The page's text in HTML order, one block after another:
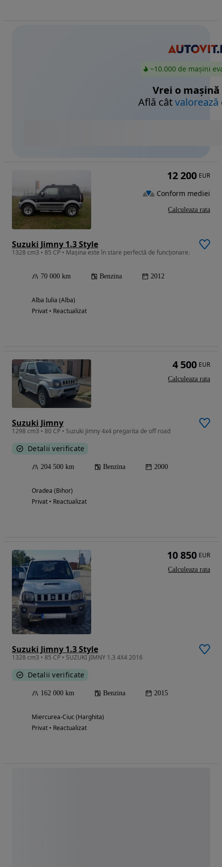
~10.000 de mașini
Vrei o mașină
Află câtvalorează
Suzuki Jimny 1.3 Style
1328 cm3 • 85 CP • Mașina este în stare perfectă de funcționare.
70 000 km Benzina 2012
Alba Iulia (Alba)
Privat • Reactualizat
12 200 EUR
Conform mediei
Calculeaza rata
Suzuki Jimny
1298 cm3 • 80 CP • Suzuki Jimny 4x4 pregarita de off road
Detalii verificate
204 500 km Benzina 2000
Oradea (Bihor)
Privat • Reactualizat
4 500 EUR
Calculeaza rata
Suzuki Jimny 1.3 Style
1328 cm3 • 85 CP • SUZUKI JIMNY 1.3 4X4 2016
Detalii verificate
162 000 km Benzina 2015
Miercurea-Ciuc (Harghita)
Privat • Reactualizat
10 850 EUR
Calculeaza rata